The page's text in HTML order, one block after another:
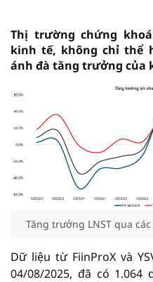
Thị trường chứng
kinh tế, không chỉ thể
ánh đà tăng trưởng của
Tăng trưởng LNST qua
Dữ liệu từ FiinProX và
04/08/2025, đã có 1.064